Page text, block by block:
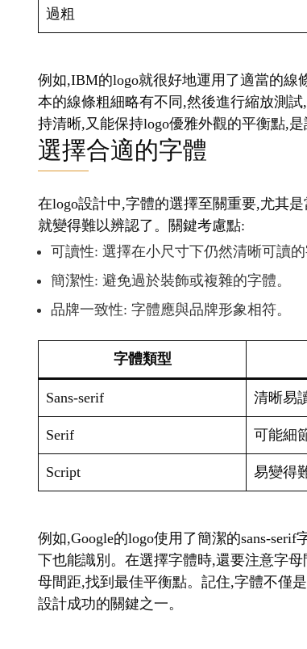
過粗
例如,IBM的logo就很好地運用了適當的線
本的線條粗細略有不同,然後進行縮放測
持清晰,又能保持logo優雅外觀的平衡點,是
選擇合適的字體
在logo設計中,字體的選擇至關重要,尤其
就變得難以辨認了。關鍵考慮點:
可讀性: 選擇在小尺寸下仍然清晰可讀的
簡潔性: 避免過於裝飾或複雜的字體。
品牌一致性: 字體應與品牌形象相符。
字體類型
Sans-serif 清晰易
Serif 可能細
Script 易變得
例如,Google的logo使用了簡潔的sans-
下也能識別。在選擇字體時,還要注意字
母間距,找到最佳平衡點。記住,字體不僅
設計成功的關鍵之一。